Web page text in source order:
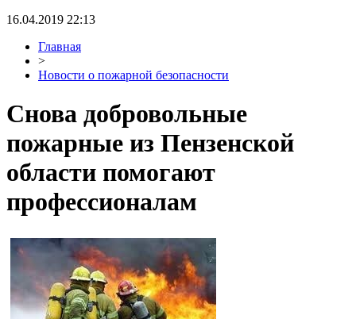
16.04.2019 22:13
Главная
>
Новости о пожарной безопасности
Снова добровольные
пожарные из Пензенской
области помогают
профессионалам